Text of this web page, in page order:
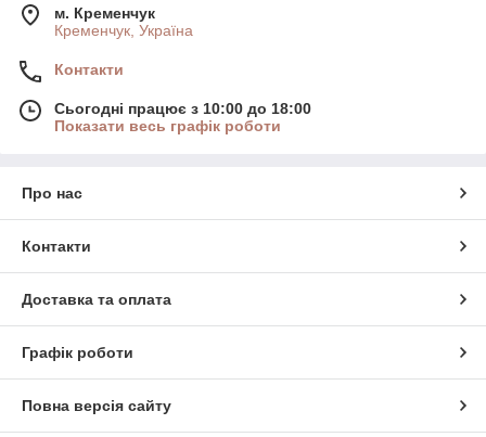
м. Кременчук
Кременчук, Україна
Контакти
Сьогодні працює з 10:00 до 18:00
Показати весь графік роботи
Про нас
Контакти
Доставка та оплата
Графік роботи
Повна версія сайту